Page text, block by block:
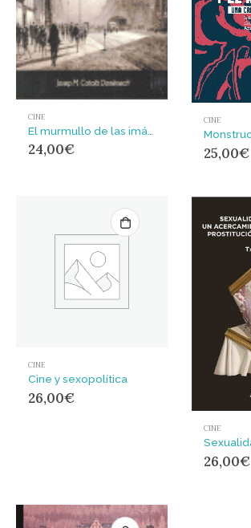
CINE
24,00€
CINE
25,00€
CINE
Cine y sexopolítica
26,00€
CINE
26,00€